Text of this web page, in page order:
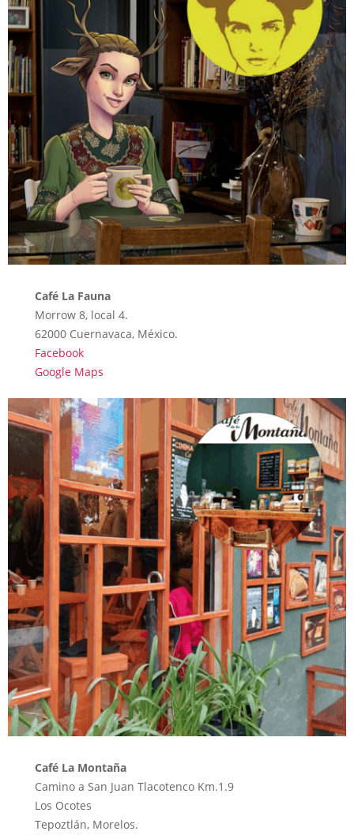
Café La Fauna
Morrow 8, local 4.
62000 Cuernavaca, México.
Facebook
Google Maps
Café La Montaña
Camino a San Juan Tlacotenco Km.1.9
Los Ocotes
Tepoztlán, Morelos.